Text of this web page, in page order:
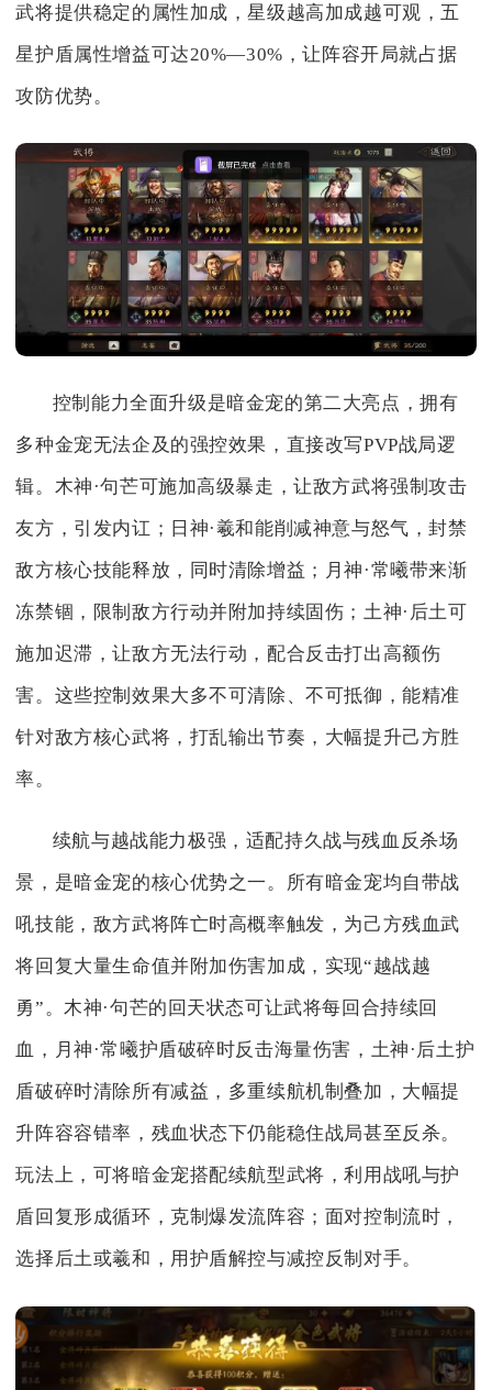
武将提供稳定的属性加成，星级越高加成越可观，五
星护盾属性增益可达20%—30%，让阵容开局就占据
攻防优势。
控制能力全面升级是暗金宠的第二大亮点，拥有
多种金宠无法企及的强控效果，直接改写PVP战局逻
辑。木神·句芒可施加高级暴走，让敌方武将强制攻击
友方，引发内讧；日神·羲和能削减神意与怒气，封禁
敌方核心技能释放，同时清除增益；月神·常曦带来渐
冻禁锢，限制敌方行动并附加持续固伤；土神·后土可
施加迟滞，让敌方无法行动，配合反击打出高额伤
害。这些控制效果大多不可清除、不可抵御，能精准
针对敌方核心武将，打乱输出节奏，大幅提升己方胜
率。
续航与越战能力极强，适配持久战与残血反杀场
景，是暗金宠的核心优势之一。所有暗金宠均自带战
吼技能，敌方武将阵亡时高概率触发，为己方残血武
将回复大量生命值并附加伤害加成，实现“越战越
勇”。木神·句芒的回天状态可让武将每回合持续回
血，月神·常曦护盾破碎时反击海量伤害，土神·后土护
盾破碎时清除所有减益，多重续航机制叠加，大幅提
升阵容容错率，残血状态下仍能稳住战局甚至反杀。
玩法上，可将暗金宠搭配续航型武将，利用战吼与护
盾回复形成循环，克制爆发流阵容；面对控制流时，
选择后土或羲和，用护盾解控与减控反制对手。